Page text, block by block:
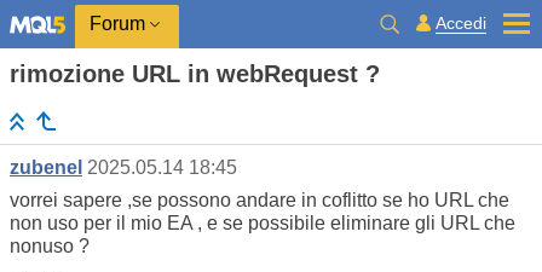
Forum Accedi
rimozione URL in webRequest ?
zubenel 2025.05.14 18:45
vorrei sapere ,se possono andare in coflitto se ho URL che
non uso per il mio EA , e se possibile eliminare gli URL che
nonuso ?